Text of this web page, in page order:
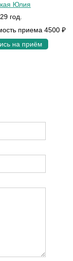
Юлия
год.
приема 4500 ₽
на приём